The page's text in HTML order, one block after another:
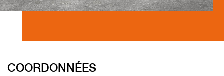
COORDONNÉES